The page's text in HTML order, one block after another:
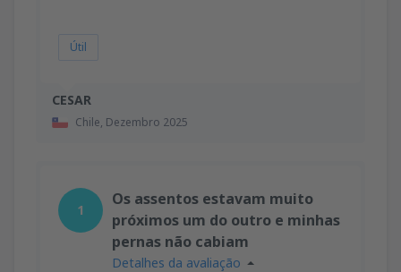
CESAR
Chile, Dezembro 2025
Útil
1
Os assentos estavam muito
próximos um do outro e minhas
pernas não cabiam
Detalhes da avaliação